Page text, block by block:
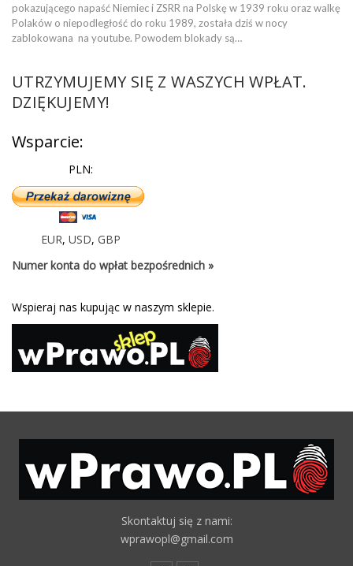
pokazującego napaść Niemiec i ZSRR na Polskę w 1939 roku oraz walkę
Polaków o niepodległość do roku 1989, została dziś w nocy
zablokowana na youtube. Powodem blokady są…
UTRZYMUJEMY SIĘ Z WASZYCH WPŁAT.
DZIĘKUJEMY!
Wsparcie:
PLN:
EUR, USD, GBP
Numer konta do wpłat bezpośrednich »
Wspieraj nas kupując w naszym sklepie.
Skontaktuj się z nami:
wprawopl@gmail.com